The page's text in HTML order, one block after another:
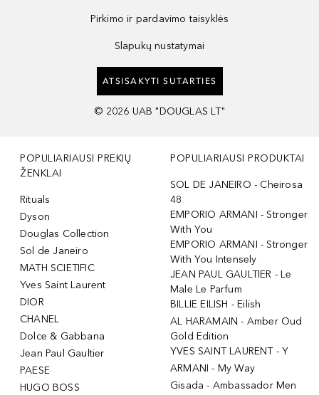
Pirkimo ir pardavimo taisyklės
Slapukų nustatymai
ATSISAKYTI SUTARTIES
© 2026 UAB "DOUGLAS LT"
POPULIARIAUSI PREKIŲ
ŽENKLAI
Rituals
Dyson
Douglas Collection
Sol de Janeiro
MATH SCIETIFIC
Yves Saint Laurent
DIOR
CHANEL
Dolce & Gabbana
Jean Paul Gaultier
PAESE
HUGO BOSS
POPULIARIAUSI PRODUKTAI
SOL DE JANEIRO - Cheirosa
48
EMPORIO ARMANI - Stronger
With You
EMPORIO ARMANI - Stronger
With You Intensely
JEAN PAUL GAULTIER - Le
Male Le Parfum
BILLIE EILISH - Eilish
AL HARAMAIN - Amber Oud
Gold Edition
YVES SAINT LAURENT - Y
ARMANI - My Way
Gisada - Ambassador Men